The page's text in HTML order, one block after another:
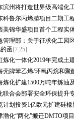
滨州将打造世界级高端化
科鲁尔丙烯腈项目二期工
美锦华盛项目首个工程实
管理部：关于征求化工园
函 [7.25]
炼化一体化2019年完成土
壳牌苯乙烯/环氧丙烷和聚
炼化扩建1500万吨年炼油
联合会部署安全环保提升
计划投资1亿欧元扩建硅橡
渤化“两化”搬迁DMTO项